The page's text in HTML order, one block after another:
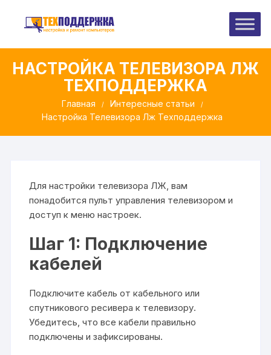
содержимому
НАСТРОЙКА ТЕЛЕВИЗОРА ЛЖ
ТЕХПОДДЕРЖКА
Главная
Интересные статьи
Настройка Телевизора Лж Техподдержка
Для настройки телевизора ЛЖ, вам
понадобится пульт управления телевизором и
доступ к меню настроек.
Шаг 1: Подключение
кабелей
Подключите кабель от кабельного или
спутникового ресивера к телевизору.
Убедитесь, что все кабели правильно
подключены и зафиксированы.